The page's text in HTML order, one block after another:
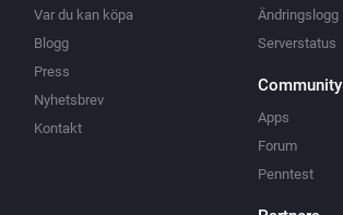
Var du kan köpa
Blogg
Press
Nyhetsbrev
Kontakt
Ändringslogg
Serverstatus
Community
Apps
Forum
Penntest